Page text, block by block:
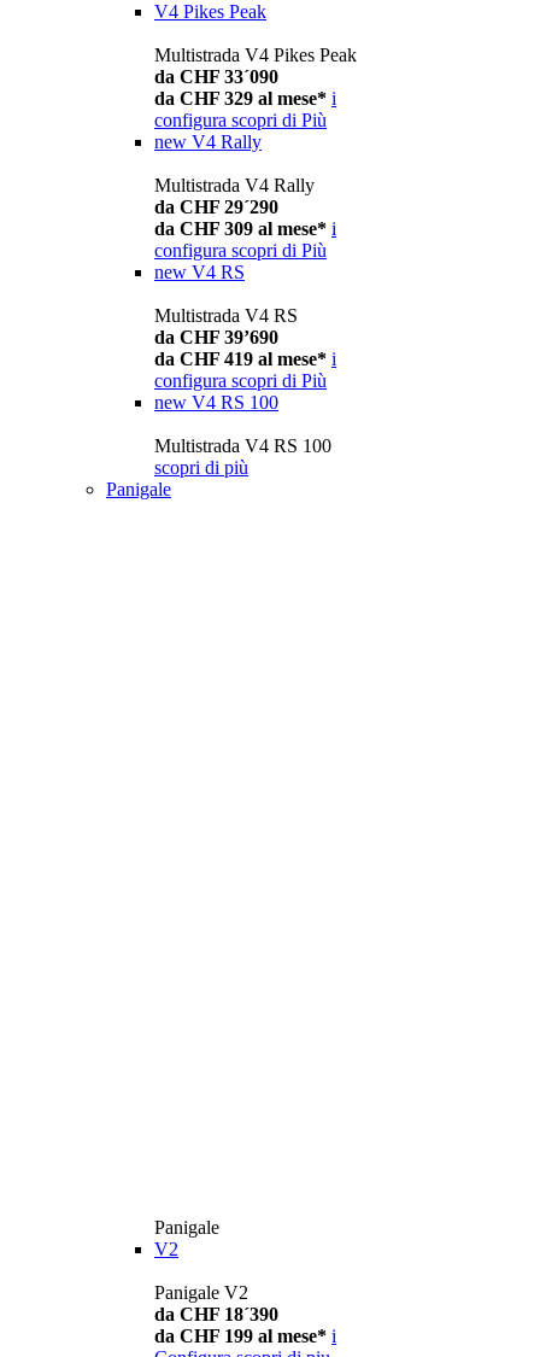
V4 Pikes Peak
Multistrada V4 Pikes Peak
da CHF 33´090
da CHF 329 al mese* i
configura scopri di Più
new V4 Rally
Multistrada V4 Rally
da CHF 29´290
da CHF 309 al mese* i
configura scopri di Più
new V4 RS
Multistrada V4 RS
da CHF 39’690
da CHF 419 al mese* i
configura scopri di Più
new V4 RS 100
Multistrada V4 RS 100
scopri di più
Panigale
Panigale
V2
Panigale V2
da CHF 18´390
da CHF 199 al mese* i